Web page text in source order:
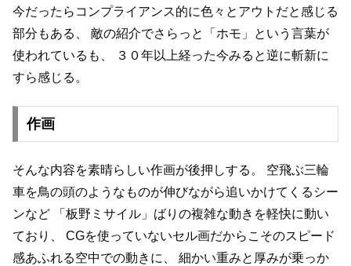
今だったらコンプライアンス的に色々とアウトだと感じる
部分もある、
敵の紹介でさらっと「ホモ」という言葉が
使われているも、
３０年以上経った今みると逆に斬新に
すら感じる。
作画
そんな内容を素晴らしい作画が後押しする。
空飛ぶ三輪
車を鳥の頭のようなものが伸びながら追いかけてくるシー
ンなど 「板野ミサイル」ばりの複雑な動きを軽快に動い
ており、
CGを使っていないセル画だからこそのスピード
感あふれる空中での動きに、
細かい重みと厚みが乗っか